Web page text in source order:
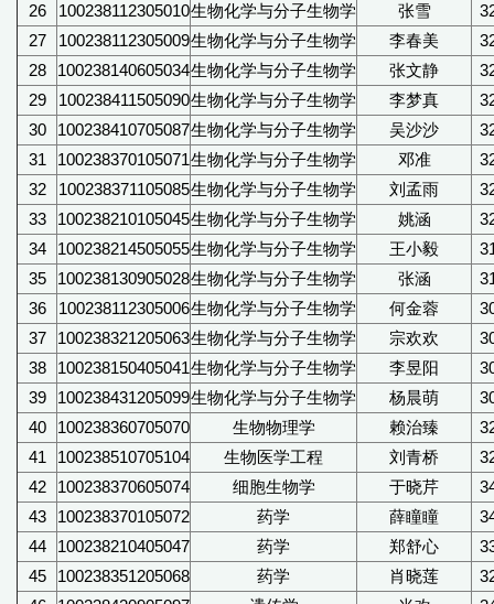
26
100238112305010生物化学与分子生物学 张雪
27
100238112305009生物化学与分子生物学 李春美
28
100238140605034生物化学与分子生物学 张文静
29
100238411505090生物化学与分子生物学 李梦真
30
100238410705087生物化学与分子生物学 吴沙沙
31
100238370105071生物化学与分子生物学 邓准
32
100238371105085生物化学与分子生物学 刘孟雨
33
100238210105045生物化学与分子生物学 姚涵
34
100238214505055生物化学与分子生物学 王小毅
35
100238130905028生物化学与分子生物学 张涵
36
100238112305006生物化学与分子生物学 何金蓉
37
100238321205063生物化学与分子生物学 宗欢欢
38
100238150405041生物化学与分子生物学 李昱阳
39
100238431205099生物化学与分子生物学 杨晨萌
40
100238360705070 生物物理学 赖治臻
41
100238510705104 生物医学工程 刘青桥
42
100238370605074 细胞生物学 于晓芹
43
100238370105072 药学 薛瞳瞳
44
100238210405047 药学 郑舒心
45
100238351205068 药学 肖晓莲